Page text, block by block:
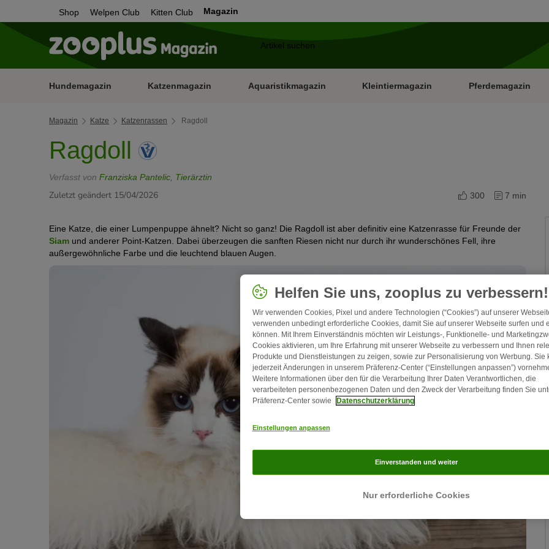
Shop Welpen Club Kitten Club Magazin
Hundemagazin Katzenmagazin Aquaristikmagazin Kleintiermagazin Pferdemagazin
Magazin Katze Katzenrassen Ragdoll
Ragdoll
Verfasst von Franziska Pantelic, Tierärztin
Zuletzt geändert 15/04/2026 300 7 min
Eine Katze, die einer Lumpenpuppe ähnelt? Nicht so ganz! Die Ragdoll ist aber definitiv eine Katzenrasse für Freunde der
Siam und anderer Point-Katzen. Dabei überzeugen die sanften Riesen nicht nur durch ihr wunderschönes Fell, ihre
außergewöhnliche Farbe und die leuchtend blauen Augen.
Helfen Sie uns, zooplus zu verbessern!
Wir verwenden Cookies, Pixel und andere Technologien (“Cookies”) auf unserer
verwenden unbedingt erforderliche Cookies, damit Sie auf unserer Webseite surfen und
können. Mit Ihrem Einverständnis möchten wir Leistungs-, Funktionelle- und
Cookies aktivieren, um Ihre Erfahrung mit unserer Webseite zu verbessern und Ihnen
Produkte und Dienstleistungen zu zeigen, sowie zur Personalisierung von Werbung. Sie
jederzeit Änderungen in unserem Präferenz-Center (“Einstellungen anpassen”)
Weitere Informationen über den für die Verarbeitung Ihrer Daten Verantwortlichen, die
verarbeiteten personenbezogenen Daten und den Zweck der Verarbeitung finden Sie
Präferenz-Center sowie
Datenschutzerklärung
Einstellungen anpassen
Nur erforderliche Cookies
Einverstanden und weiter